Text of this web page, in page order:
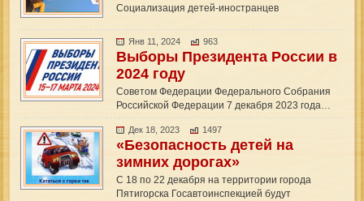
Социализация детей-иностранцев
Янв 11, 2024 963
Выборы Президента России в
2024 году
Советом Федерации Федерального Собрания
Российской Федерации 7 декабря 2023 года…
Дек 18, 2023 1497
«Безопасность детей на
зимних дорогах»
С 18 по 22 декабря на территории города
Пятигорска Госавтоинспекцией будут